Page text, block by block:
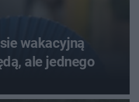
wakacyjną
ale jednego